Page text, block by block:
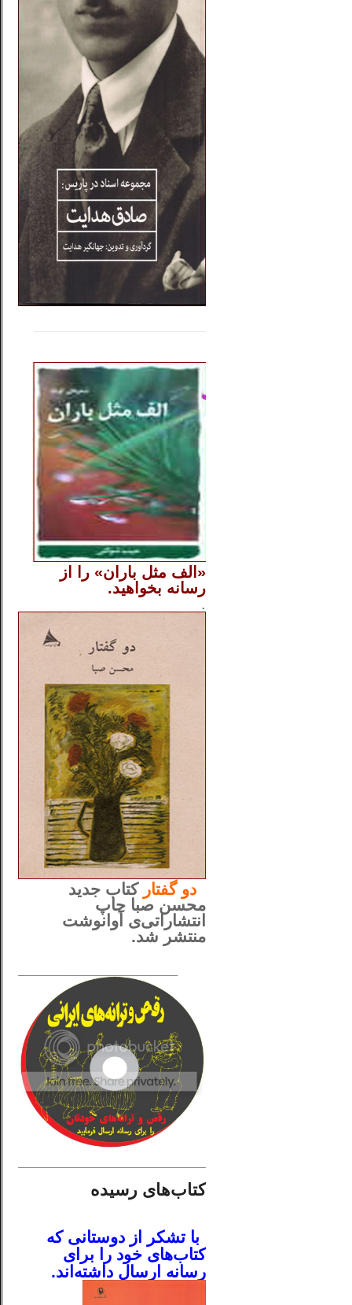
«الف مثل باران» را از
رسانه بخواهید.
.
دوگفتار کتاب جدید
محسن صبا چاپ
انتشاراتی‌ی آوانوشت
منتشر شد.
کتاب‌های رسیده
با تشکر از دوستانی که
کتاب‌های خود را برای
رسانه ارسال داشته‌اند.